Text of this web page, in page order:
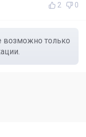
2 0
возможно только